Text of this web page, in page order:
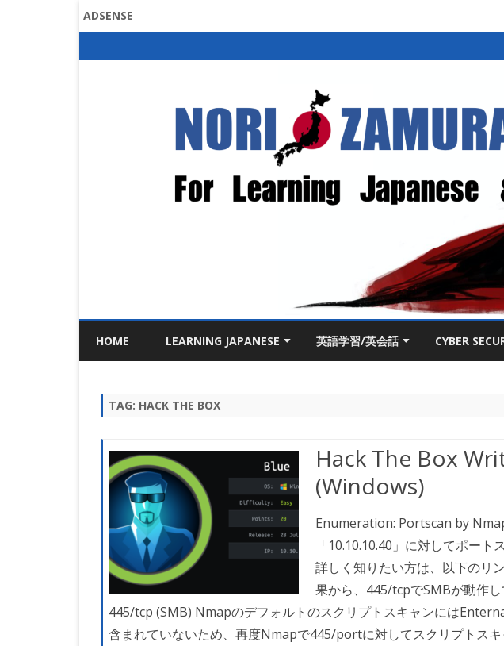
ADSENSE
HOME LEARNING JAPANESE 英語学習/英会話 CYBER
TAG: HACK THE BOX
Hack The Box
(Windows)
Enumeration: Portscan by
「10.10.10.40」に対してポー
詳しく知りたい方は、以下のリ
果から、445/tcpでSMBが動作
445/tcp (SMB) Nmapのデフォルトのスクリプトスキャンには
含まれていないため、再度Nmapで445/portに対してスクリプトス